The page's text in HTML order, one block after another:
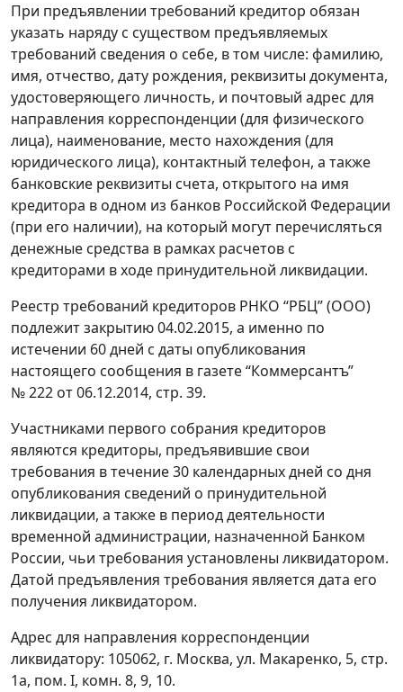
При предъявлении требований кредитор обязан
указать наряду с существом предъявляемых
требований сведения о себе, в том числе: фамилию,
имя, отчество, дату рождения, реквизиты документа,
удостоверяющего личность, и почтовый адрес для
направления корреспонденции (для физического
лица), наименование, место нахождения (для
юридического лица), контактный телефон, а также
банковские реквизиты счета, открытого на имя
кредитора в одном из банков Российской Федерации
(при его наличии), на который могут перечисляться
денежные средства в рамках расчетов с
кредиторами в ходе принудительной ликвидации.
Реестр требований кредиторов РНКО “РБЦ” (ООО)
подлежит закрытию 04.02.2015, а именно по
истечении 60 дней с даты опубликования
настоящего сообщения в газете “Коммерсантъ”
№ 222 от 06.12.2014, стр. 39.
Участниками первого собрания кредиторов
являются кредиторы, предъявившие свои
требования в течение 30 календарных дней со дня
опубликования сведений о принудительной
ликвидации, а также в период деятельности
временной администрации, назначенной Банком
России, чьи требования установлены ликвидатором.
Датой предъявления требования является дата его
получения ликвидатором.
Адрес для направления корреспонденции
ликвидатору: 105062, г. Москва, ул. Макаренко, 5, стр.
1а, пом. I, комн. 8, 9, 10.